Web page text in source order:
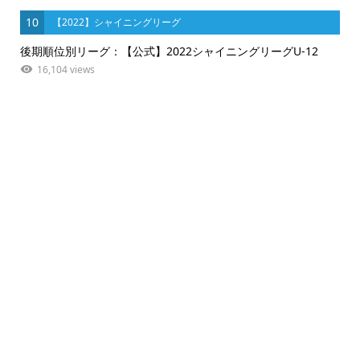
10 【2022】シャイニングリーグ
後期順位別リーグ：【公式】2022シャイニングリーグU-12
16,104 views